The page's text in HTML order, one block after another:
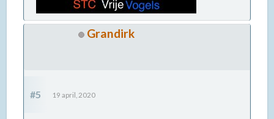
Grandirk
#5 19 april, 2020